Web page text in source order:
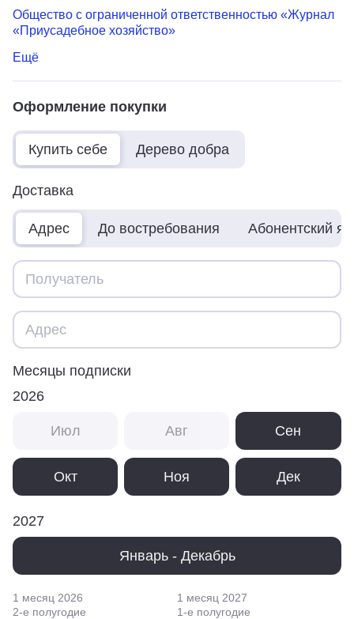
Общество с ограниченной ответственностью «Журнал
«Приусадебное хозяйство»
Ещё
Оформление покупки
Купить себе Дерево добра
Доставка
Адрес До востребования Абонентский
Месяцы подписки
2026
Июл Авг Сен
Окт Ноя Дек
2027
Январь - Декабрь
1 месяц 2026
2-е полугодие
1 месяц 2027
1-е полугодие